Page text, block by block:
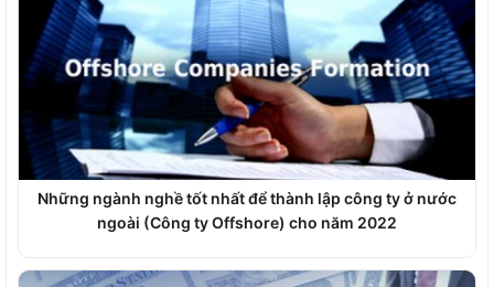
Những ngành nghề tốt nhất để thành lập công ty ở nước
ngoài (Công ty Offshore) cho năm 2022